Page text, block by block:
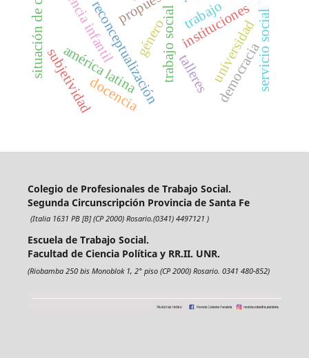
talleres
trabajo socialinstituciones
reconceptualización
américa latina universidad
docencia democracia
subjetividad servicio social
género
situación de calle trabajo
Colegio de Profesionales de Trabajo Social.
Segunda Circunscripción Provincia de Santa Fe
(Italia 1631 PB [B] (CP 2000) Rosario.(0341) 4497121 )
Escuela de Trabajo Social.
Facultad de Ciencia Política y RR.II. UNR.
(Riobamba 250 bis Monoblok 1, 2° piso (CP 2000) Rosario. 0341 480-852)